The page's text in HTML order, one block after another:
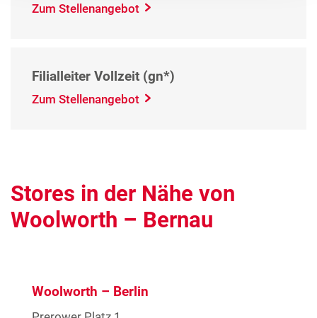
Zum Stellenangebot
Filialleiter Vollzeit (gn*)
Zum Stellenangebot
Stores in der Nähe von
Woolworth – Bernau
Woolworth – Berlin